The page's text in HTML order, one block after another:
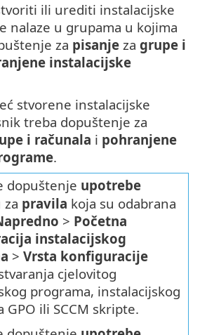
ili urediti instalacijske
nalaze u grupama u kojima
za pisanje za grupe i
instalacijske
stvorene instalacijske
treba dopuštenje za
i računala i pohranjene
.
dopuštenje upotrebe
pravila koja su odabrana
> Početna
instalacijskog
> Vrsta konfiguracije
cjelovitog
programa, instalacijskog
GPO ili SCCM skripte.